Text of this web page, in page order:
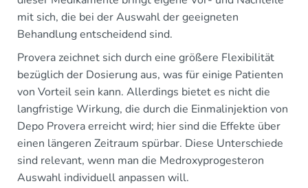
mit sich, die bei der Auswahl der geeigneten
Behandlung entscheidend sind.
Provera zeichnet sich durch eine größere Flexibilität
bezüglich der Dosierung aus, was für einige Patienten
von Vorteil sein kann. Allerdings bietet es nicht die
langfristige Wirkung, die durch die Einmalinjektion von
Depo Provera erreicht wird; hier sind die Effekte über
einen längeren Zeitraum spürbar. Diese Unterschiede
sind relevant, wenn man die Medroxyprogesteron
Auswahl individuell anpassen will.